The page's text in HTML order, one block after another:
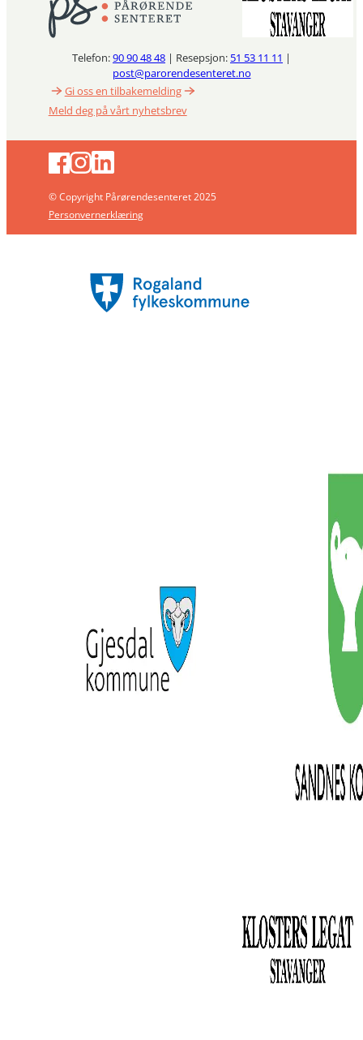
Telefon:90 90 48 48 | Resepsjon: 51 53 11 11 |
post@parorendesenteret.no
Gi oss en tilbakemelding
Meld deg på vårt nyhetsbrev
© Copyright Pårørendesenteret 2025
Personvernerklæring